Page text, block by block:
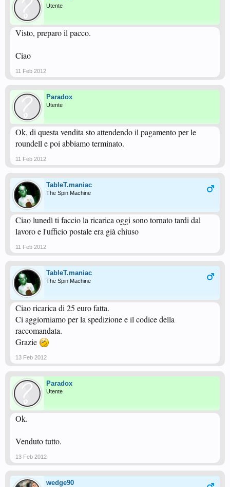
Utente
Visto, preparo il pacco.
Ciao
11 Feb 2012
Paradox
Utente
Ok, di questa vendita sto attendendo il pagamento per le
roundell e poi abbiamo terminato.
11 Feb 2012
TableT.maniac
The Spin Machine
Ciao lunedì ti faccio la ricarica oggi sono tornato tardi dal
lavoro e l'ufficio postale era già chiuso
11 Feb 2012
TableT.maniac
The Spin Machine
Ciao ricarica di 25 euro fatta.
Ci aggiorniamo per la spedizione e il codice della
raccomandata.
Grazie
13 Feb 2012
Paradox
Utente
Ok.
Venduto tutto.
13 Feb 2012
wedge90